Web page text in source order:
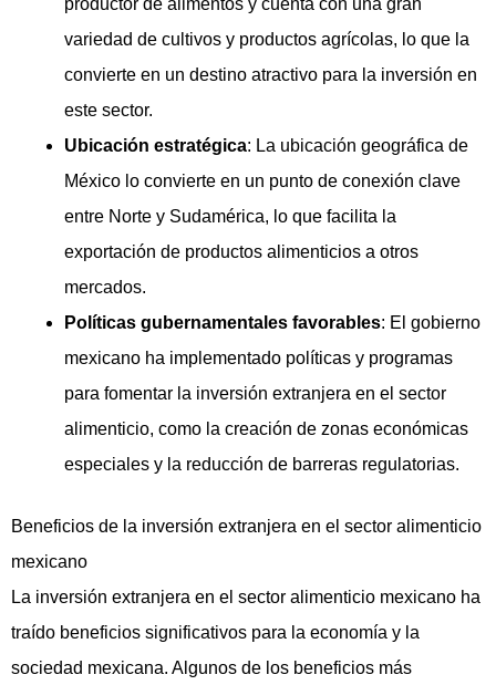
productor de alimentos y cuenta con una gran
variedad de cultivos y productos agrícolas, lo que la
convierte en un destino atractivo para la inversión en
este sector.
Ubicación estratégica: La ubicación geográfica de
México lo convierte en un punto de conexión clave
entre Norte y Sudamérica, lo que facilita la
exportación de productos alimenticios a otros
mercados.
Políticas gubernamentales favorables: El gobierno
mexicano ha implementado políticas y programas
para fomentar la inversión extranjera en el sector
alimenticio, como la creación de zonas económicas
especiales y la reducción de barreras regulatorias.
Beneficios de la inversión extranjera en el sector alimenticio
mexicano
La inversión extranjera en el sector alimenticio mexicano ha
traído beneficios significativos para la economía y la
sociedad mexicana. Algunos de los beneficios más